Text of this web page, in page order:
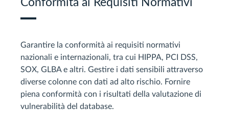
Garantire la conformità ai requisiti normativi
nazionali e internazionali, tra cui HIPPA, PCI DSS,
SOX, GLBA e altri. Gestire i dati sensibili attraverso
diverse colonne con dati ad alto rischio. Fornire
piena conformità con i risultati della valutazione di
vulnerabilità del database.